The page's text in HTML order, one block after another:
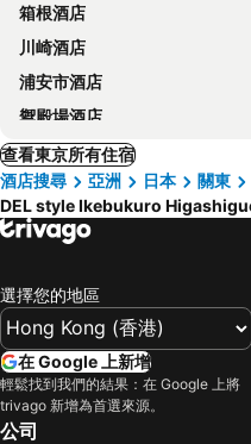
箱根酒店
川崎酒店
浦安市酒店
禦殿場酒店
查看東京所有住宿
酒店搜尋
亞洲 日本 關東
DEL style Ikebukuro
選擇您的地區
在 Google 上新增
輕鬆找到我們的結果：在 Google 上將
trivago 新增為首選來源。
公司